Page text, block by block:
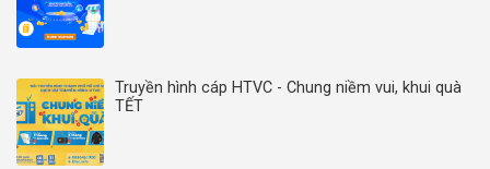
Truyền hình cáp HTVC - Chung niềm vui, khui quà
TẾT